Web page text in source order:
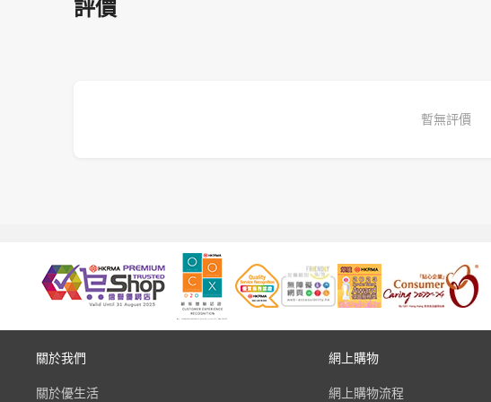
評價
暫無評價
關於我們
關於優生活
網上購物
網上購物流程